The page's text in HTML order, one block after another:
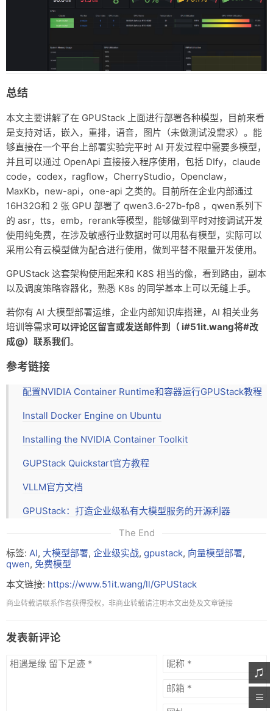
总结
本文主要讲解了在 GPUStack 上面进行部署各种模型，目前来看
是支持对话，嵌入，重排，语音，图片（未做测试没需求）。能
够直接在一个平台上部署实验完平时 AI 开发过程中需要多模型，
并且可以通过 OpenApi 直接接入程序使用，包括 DIfy，claude
code，codex，ragflow，CherryStudio，Openclaw，
MaxKb，new-api，one-api 之类的。目前所在企业内部通过
16H32G和 2 张 GPU 部署了 qwen3.6-27b-fp8 ，qwen系列下
的 asr，tts，emb，rerank等模型，能够做到平时对接调试开发
使用纯免费，在涉及敏感行业数据时可以用私有模型，实际可以
采用公有云模型做为配合进行使用，做到平替不限量开发使用。
GPUStack 这套架构使用起来和 K8S 相当的像，看到路由，副本
以及调度策略容器化，熟悉 K8s 的同学基本上可以无缝上手。
若你有 AI 大模型部署运维，企业内部知识库搭建，AI 相关业务
培训等需求可以评论区留言或发送邮件到（ i#51it.wang将#改
成@）联系我们。
参考链接
配置NVIDIA Container Runtime和容器运行GPUStack教程
Install Docker Engine on Ubuntu
Installing the NVIDIA Container Toolkit
GUPStack Quickstart官方教程
VLLM官方文档
GPUStack：打造企业级私有大模型服务的开源利器
The End
标签: AI, 大模型部署, 企业级实战, gpustack, 向量模型部署,
qwen, 免费模型
本文链接: https://www.51it.wang/ll/GPUStack
商业转载请联系作者获得授权，非商业转载请注明本文出处及文章链接
发表新评论